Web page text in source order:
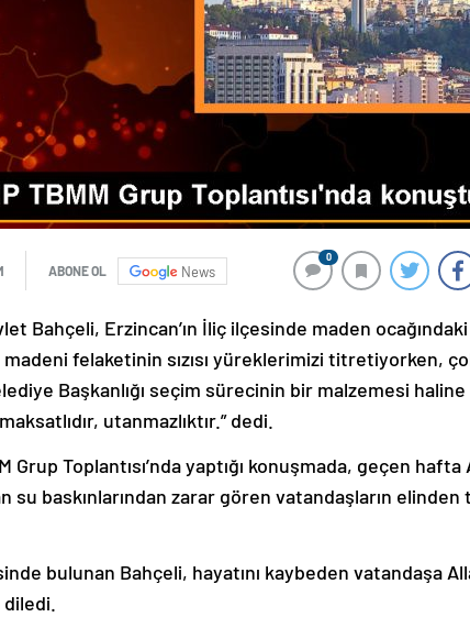
ABONE OL News
0
Bahçeli, Erzincan’ın İliç ilçesinde maden
madeni felaketinin sızısı yüreklerimizi titretiyorken,
Başkanlığı seçim sürecinin bir malzemesi
utanmazlıktır.” dedi.
Toplantısı’nda yaptığı konuşmada, geçen hafta
su baskınlarından zarar gören vatandaşların elinden
bulunan Bahçeli, hayatını kaybeden vatandaşa
diledi.